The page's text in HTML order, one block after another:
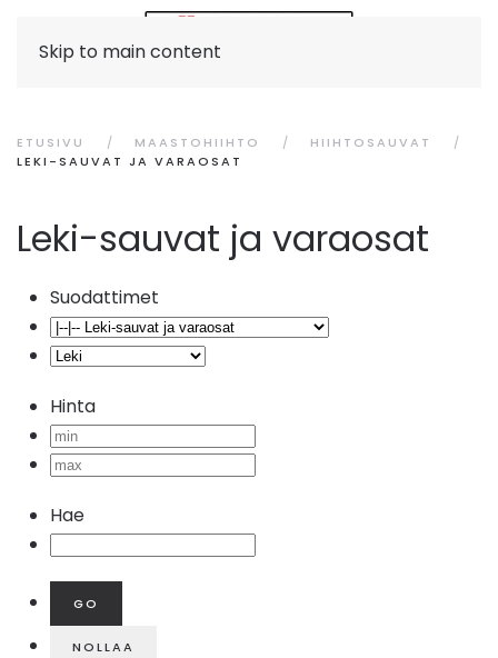
Skip to main content
ETUSIVU MAASTOHIIHTO
HIIHTOSAUVAT
LEKI-SAUVAT JA VARAOSAT
Leki-sauvat ja varaosat
Suodattimet
Hinta
Hae